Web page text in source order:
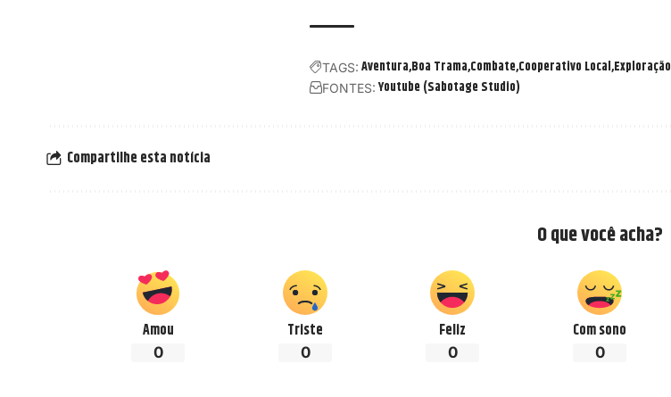
TAGS: AventuraBoa TramaCombateCooperativo LocalExploração
FONTES: Youtube (Sabotage Studio)
Compartilhe esta notícia
O que você acha?
Amou
0
Triste
0
Feliz
0
Com sono
0